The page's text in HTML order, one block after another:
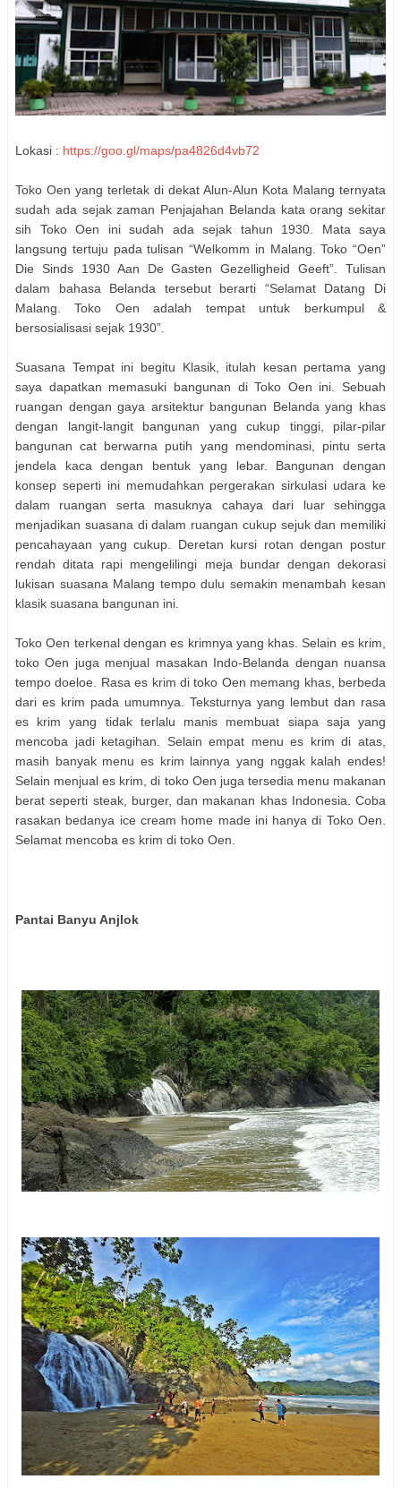
Lokasi : https://goo.gl/maps/pa4826d4vb72
Toko Oen yang terletak di dekat Alun-Alun Kota Malang ternyata
sudah ada sejak zaman Penjajahan Belanda kata orang sekitar
sih Toko Oen ini sudah ada sejak tahun 1930. Mata saya
langsung tertuju pada tulisan “Welkomm in Malang. Toko “Oen”
Die Sinds 1930 Aan De Gasten Gezelligheid Geeft”. Tulisan
dalam bahasa Belanda tersebut berarti “Selamat Datang Di
Malang. Toko Oen adalah tempat untuk berkumpul &
bersosialisasi sejak 1930”.
Suasana Tempat ini begitu Klasik, itulah kesan pertama yang
saya dapatkan memasuki bangunan di Toko Oen ini. Sebuah
ruangan dengan gaya arsitektur bangunan Belanda yang khas
dengan langit-langit bangunan yang cukup tinggi, pilar-pilar
bangunan cat berwarna putih yang mendominasi, pintu serta
jendela kaca dengan bentuk yang lebar. Bangunan dengan
konsep seperti ini memudahkan pergerakan sirkulasi udara ke
dalam ruangan serta masuknya cahaya dari luar sehingga
menjadikan suasana di dalam ruangan cukup sejuk dan memiliki
pencahayaan yang cukup. Deretan kursi rotan dengan postur
rendah ditata rapi mengelilingi meja bundar dengan dekorasi
lukisan suasana Malang tempo dulu semakin menambah kesan
klasik suasana bangunan ini.
Toko Oen terkenal dengan es krimnya yang khas. Selain es krim,
toko Oen juga menjual masakan Indo-Belanda dengan nuansa
tempo doeloe. Rasa es krim di toko Oen memang khas, berbeda
dari es krim pada umumnya. Teksturnya yang lembut dan rasa
es krim yang tidak terlalu manis membuat siapa saja yang
mencoba jadi ketagihan. Selain empat menu es krim di atas,
masih banyak menu es krim lainnya yang nggak kalah endes!
Selain menjual es krim, di toko Oen juga tersedia menu makanan
berat seperti steak, burger, dan makanan khas Indonesia. Coba
rasakan bedanya ice cream home made ini hanya di Toko Oen.
Selamat mencoba es krim di toko Oen.
Pantai Banyu Anjlok